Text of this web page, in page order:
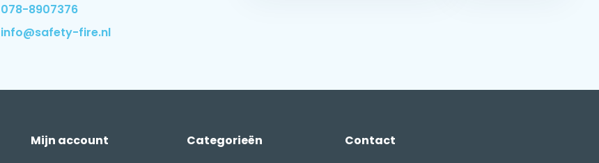
078-8907376
info@safety-fire.nl
Mijn account Categorieën Contact